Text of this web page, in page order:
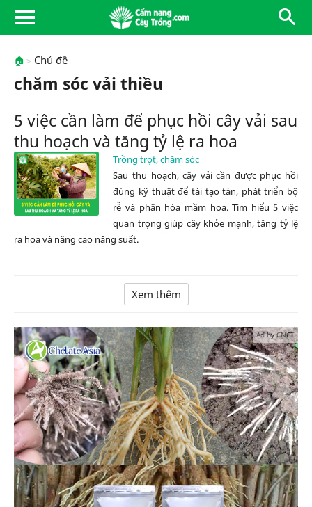
🏠 Chủ đề
chăm sóc vải thiều
5 việc cần làm để phục hồi cây vải sau
thu hoạch và tăng tỷ lệ ra hoa
Trồng trọt, chăm sóc
Sau thu hoạch, cây vải cần được phục hồi
đúng kỹ thuật để tái tạo tán, phát triển bộ
rễ và phân hóa mầm hoa. Tìm hiểu 5 việc
quan trọng giúp cây khỏe mạnh, tăng tỷ lệ
ra hoa và nâng cao năng suất.
Xem thêm
Ad by CNCT